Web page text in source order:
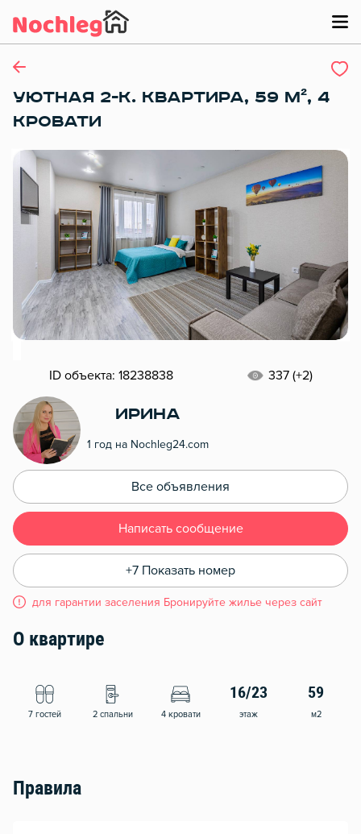
УЮТНАЯ 2-К. КВАРТИРА, 59 М², 4
КРОВАТИ
ID объекта: 18238838 337 (+2)
Ирина
1 год на Nochleg24.com
Все объявления
Написать сообщение
+7 Показать номер
для гарантии заселения Бронируйте жилье через сайт
О квартире
7 гостей 2 спальни 4 кровати
16/23
этаж
59
м2
Правила